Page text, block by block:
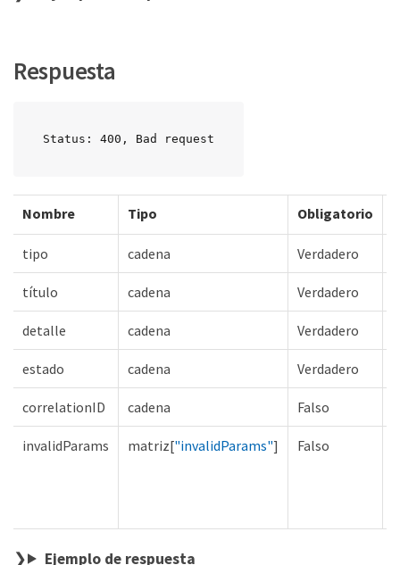
Respuesta
Status: 400, Bad request
Nombre Tipo Obligatorio
tipo cadena Verdadero
título cadena Verdadero
detalle cadena Verdadero
estado cadena Verdadero
correlationID cadena Falso
invalidParams matriz["invalidParams"] Falso
Ejemplo de respuesta